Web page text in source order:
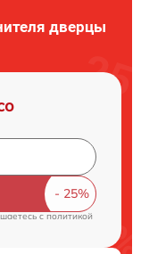
дверцы
c политикой